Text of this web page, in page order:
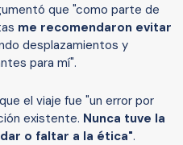
que "como parte de
me recomendaron evitar
desplazamientos y
para mí".
el viaje fue "un error por
existente. Nunca tuve la
o faltar a la ética".